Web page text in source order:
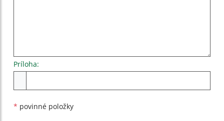
Príloha:
* povinné položky